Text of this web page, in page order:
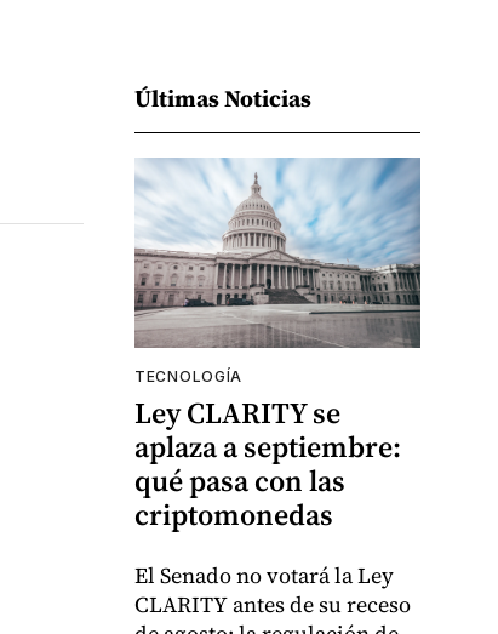
Últimas Noticias
TECNOLOGÍA
Ley CLARITY se
aplaza a septiembre:
qué pasa con las
criptomonedas
El Senado no votará la Ley
CLARITY antes de su receso